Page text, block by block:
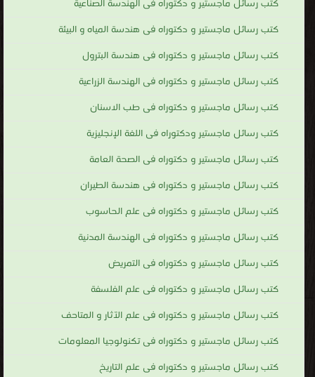
كتب رسائل ماجستير و دكتوراه فى الهندسة الصناعية
كتب رسائل ماجستير و دكتوراه فى هندسة المياه و البيئة
كتب رسائل ماجستير و دكتوراه فى هندسة البترول
كتب رسائل ماجستير و دكتوراه فى الهندسة الزراعية
كتب رسائل ماجستير و دكتوراه فى طب الاسنان
كتب رسائل ماجستير ودكتوراه فى اللغة الإنجليزية
كتب رسائل ماجستير و دكتوراه فى الصحة العامة
كتب رسائل ماجستير و دكتوراه فى هندسة الطيران
كتب رسائل ماجستير و دكتوراه فى علم الحاسوب
كتب رسائل ماجستير و دكتوراه فى الهندسة المدنية
كتب رسائل ماجستير و دكتوراه فى التمريض
كتب رسائل ماجستير و دكتوراه فى علم الفلسفة
كتب رسائل ماجستير و دكتوراه فى علم الآثار و المتاحف
كتب رسائل ماجستير و دكتوراه فى تكنولوجيا المعلومات
كتب رسائل ماجستير و دكتوراه فى علم التاريخ